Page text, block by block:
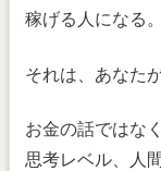
稼げる人になる。
それは、あなた
お金の話ではなく
思考レベル、人